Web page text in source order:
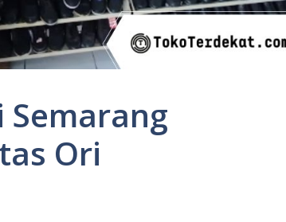
Semarang
Ori